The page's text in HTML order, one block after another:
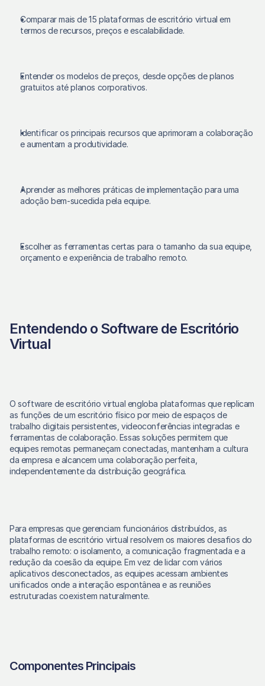
Comparar mais de 15 plataformas de escritório virtual em
termos de recursos, preços e escalabilidade.
Entender os modelos de preços, desde opções de planos
gratuitos até planos corporativos.
Identificar os principais recursos que aprimoram a colaboração
e aumentam a produtividade.
Aprender as melhores práticas de implementação para uma
adoção bem-sucedida pela equipe.
Escolher as ferramentas certas para o tamanho da sua equipe,
orçamento e experiência de trabalho remoto.
Entendendo o Software de Escritório
Virtual
O software de escritório virtual engloba plataformas que replicam
as funções de um escritório físico por meio de espaços de
trabalho digitais persistentes, videoconferências integradas e
ferramentas de colaboração. Essas soluções permitem que
equipes remotas permaneçam conectadas, mantenham a cultura
da empresa e alcancem uma colaboração perfeita,
independentemente da distribuição geográfica.
Para empresas que gerenciam funcionários distribuídos, as
plataformas de escritório virtual resolvem os maiores desafios do
trabalho remoto: o isolamento, a comunicação fragmentada e a
redução da coesão da equipe. Em vez de lidar com vários
aplicativos desconectados, as equipes acessam ambientes
unificados onde a interação espontânea e as reuniões
estruturadas coexistem naturalmente.
Componentes Principais